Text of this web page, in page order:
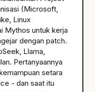
(Microsoft,
Linux
Mythos untuk kerja
dengan patch.
Llama,
Pertanyaannya
setara
- dan saat itu